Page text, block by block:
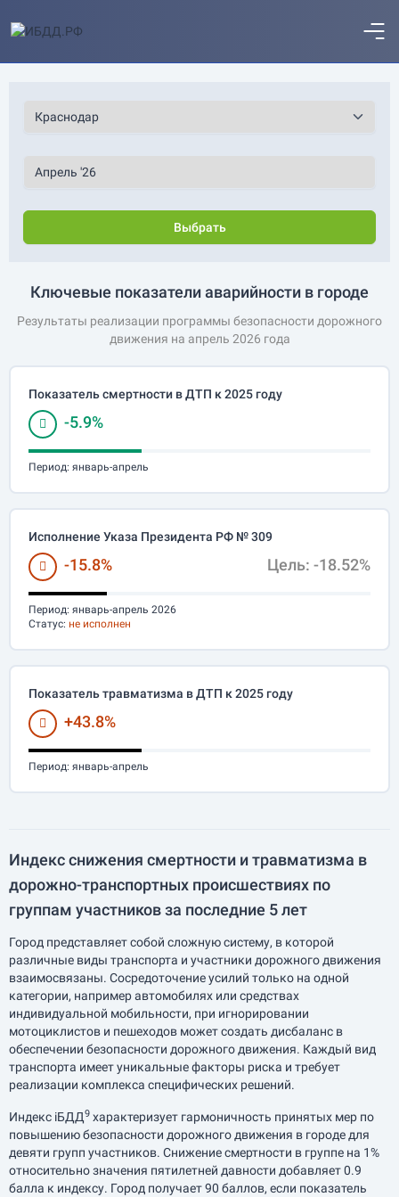
Выбрать
Ключевые показатели аварийности в городе
Результаты реализации программы безопасности дорожного
движения на апрель 2026 года
Показатель смертности в ДТП к 2025 году
-5.9%
Период: январь-апрель
Исполнение Указа Президента РФ № 309
-15.8% Цель: -18.52%
Период: январь-апрель 2026
Статус: не исполнен
Показатель травматизма в ДТП к 2025 году
+43.8%
Период: январь-апрель
Индекс снижения смертности и травматизма в
дорожно-транспортных происшествиях по
группам участников за последние 5 лет
Город представляет собой сложную систему, в которой
различные виды транспорта и участники дорожного движения
взаимосвязаны. Сосредоточение усилий только на одной
категории, например автомобилях или средствах
индивидуальной мобильности, при игнорировании
мотоциклистов и пешеходов может создать дисбаланс в
обеспечении безопасности дорожного движения. Каждый вид
транспорта имеет уникальные факторы риска и требует
реализации комплекса специфических решений.
Индекс iБДД9 характеризует гармоничность принятых мер по
повышению безопасности дорожного движения в городе для
девяти групп участников. Снижение смертности в группе на 1%
относительно значения пятилетней давности добавляет 0.9
балла к индексу. Город получает 90 баллов, если показатель